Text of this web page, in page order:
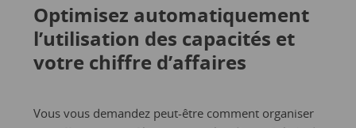
Optimisez automatiquement
l’utilisation des capacités et
votre chiffre d’affaires
Vous vous demandez peut-être comment organiser